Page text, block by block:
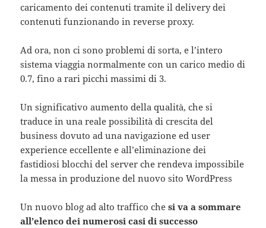
caricamento dei contenuti tramite il delivery dei
contenuti funzionando in reverse proxy.
Ad ora, non ci sono problemi di sorta, e l’intero
sistema viaggia normalmente con un carico medio di
0.7, fino a rari picchi massimi di 3.
Un significativo aumento della qualità, che si
traduce in una reale possibilità di crescita del
business dovuto ad una navigazione ed user
experience eccellente e all’eliminazione dei
fastidiosi blocchi del server che rendeva impossibile
la messa in produzione del nuovo sito WordPress
Un nuovo blog ad alto traffico chesi va a sommare
all’elenco dei numerosi casi di successo